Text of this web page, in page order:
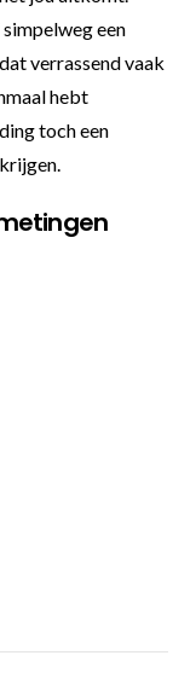
een
verrassend vaak
hebt
toch een